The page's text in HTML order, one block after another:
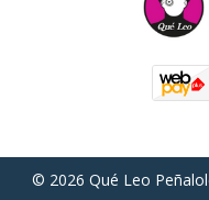
© 2026 Qué Leo